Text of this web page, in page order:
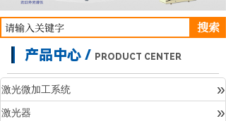
搜索
产品中心 / PRODUCT CENTER
激光微加工系统 »
激光器 »